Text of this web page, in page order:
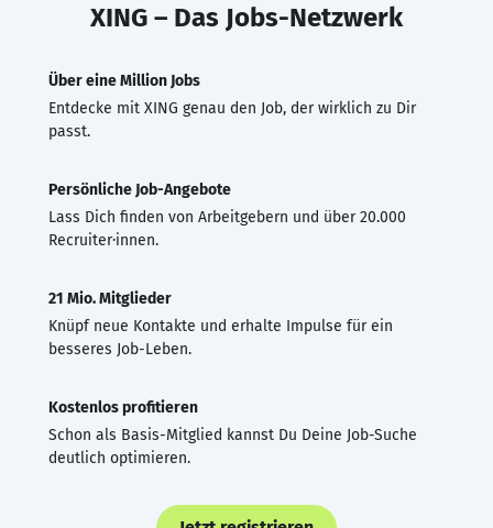
XING – Das Jobs-Netzwerk
Über eine Million Jobs
Entdecke mit XING genau den Job, der wirklich zu Dir
passt.
Persönliche Job-Angebote
Lass Dich finden von Arbeitgebern und über 20.000
Recruiter·innen.
21 Mio. Mitglieder
Knüpf neue Kontakte und erhalte Impulse für ein
besseres Job-Leben.
Kostenlos profitieren
Schon als Basis-Mitglied kannst Du Deine Job-Suche
deutlich optimieren.